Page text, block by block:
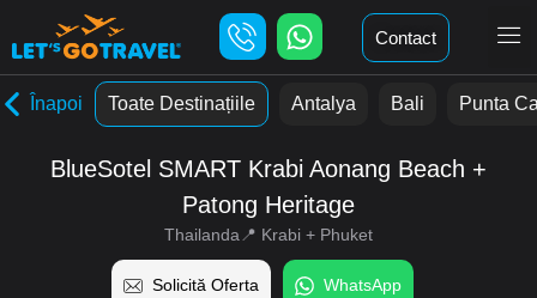
Contact
Înapoi Toate Destinațiile Antalya Bali Punta
BlueSotel SMART Krabi Aonang Beach +
Patong Heritage
Thailanda📍 Krabi + Phuket
Solicită Oferta WhatsApp